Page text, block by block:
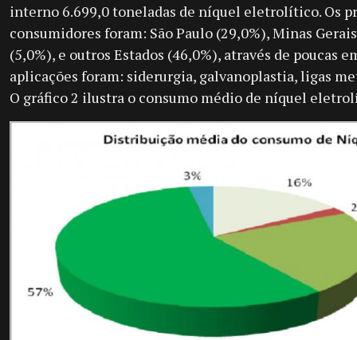
interno 6.699,0 toneladas de níquel eletrolítico. Os
consumidores foram: São Paulo (29,0%), Minas
(5,0%), e outros Estados (46,0%), através de poucas
aplicações foram: siderurgia, galvanoplastia, ligas
O gráfico 2 ilustra o consumo médio de níquel